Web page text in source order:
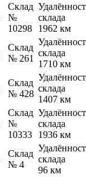
Склад
№
10298
склада
1962 км
Склад
№ 261
склада
1710 км
Склад
№ 428
склада
1407 км
Склад
№
10333
склада
1936 км
Склад
№ 4
склада
96 км